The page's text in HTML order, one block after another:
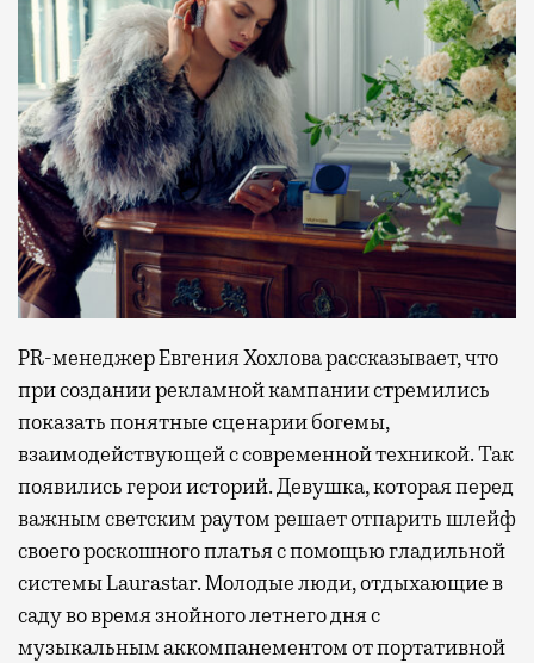
PR-менеджер Евгения Хохлова рассказывает, что
при создании рекламной кампании стремились
показать понятные сценарии богемы,
взаимодействующей с современной техникой. Так
появились герои историй. Девушка, которая перед
важным светским раутом решает отпарить шлейф
своего роскошного платья с помощью гладильной
системы Laurastar. Молодые люди, отдыхающие в
саду во время знойного летнего дня с
музыкальным аккомпанементом от портативной